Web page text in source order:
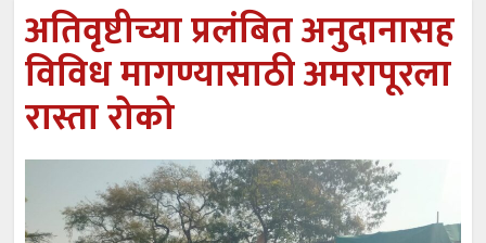
आत्मामालिक गुरूकूलाचे २२८ विद्यार्थी शिष्यवृत्तीस पात्र
ईच्छा आणि मेहनतीच्या बळावर यश मिळवता येते – शिवप्रसाद
पंडोरे
आमदार आशुतोष काळे यांचा वाढदिवस विविध सामाजिक
उपक्रमांनी साजरा
अतिवृष्टीच्या प्रलंबित अनुदानासह
विविध मागण्यासाठी अमरापूरला
रास्ता रोको